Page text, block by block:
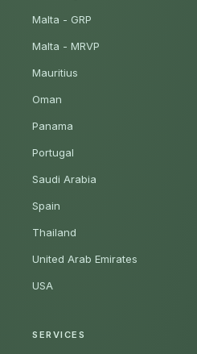
Malta - GRP
Malta - MRVP
Mauritius
Oman
Panama
Portugal
Saudi Arabia
Spain
Thailand
United Arab Emirates
USA
SERVICES